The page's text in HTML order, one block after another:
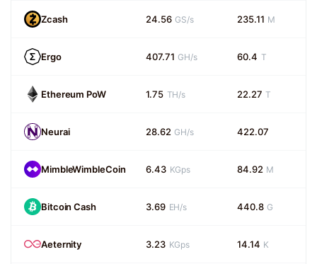
Zcash 24.56 GS/s 235.11 M
Ergo 407.71 GH/s 60.4 T
Ethereum PoW 1.75 TH/s 22.27 T
Neurai 28.62 GH/s 422.07
MimbleWimbleCoin 6.43 KGps 84.92 M
Bitcoin Cash 3.69 EH/s 440.8 G
Aeternity 3.23 KGps 14.14 K